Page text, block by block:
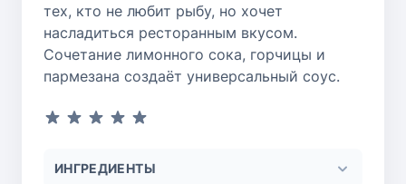
тех, кто не любит рыбу, но хочет
насладиться ресторанным вкусом.
Сочетание лимонного сока, горчицы и
пармезана создаёт универсальный соус.
ИНГРЕДИЕНТЫ